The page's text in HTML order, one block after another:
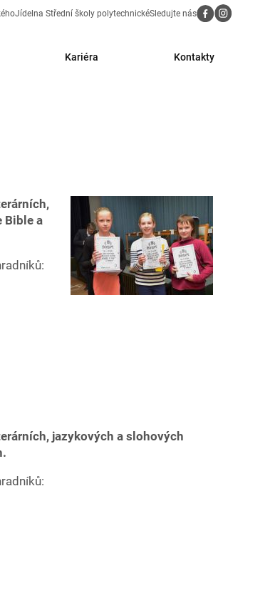
Jídelna Střední školy polytechnickéSledujte nás
Kariéra
Kontakty
Bible a
jazykových a slohových